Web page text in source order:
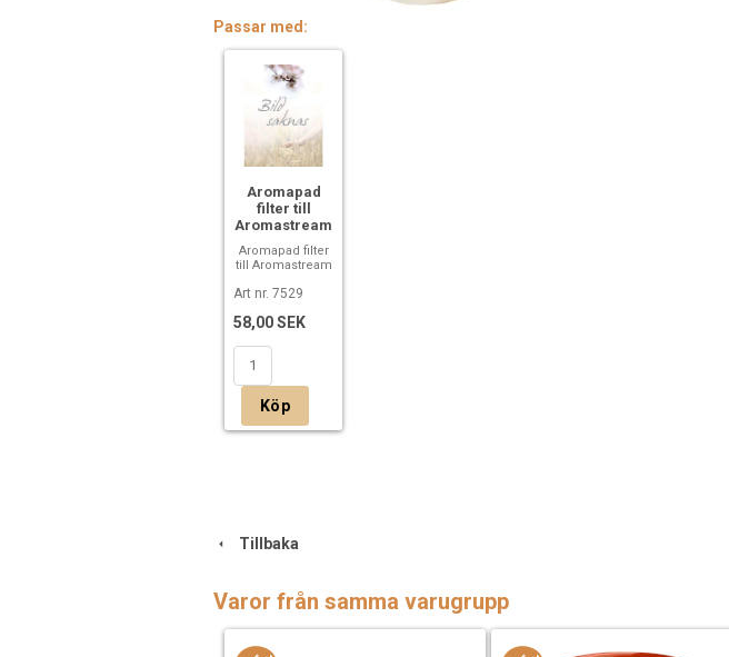
Passar med:
Aromapad
filter till
Aromastream
Aromapad filter
till Aromastream
Art nr. 7529
58,00 SEK
Köp
Tillbaka
Varor från samma varugrupp